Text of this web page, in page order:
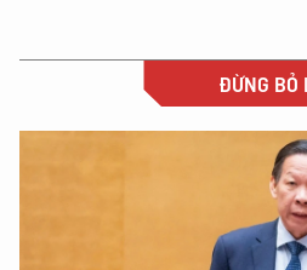
ĐỪNG BỎ